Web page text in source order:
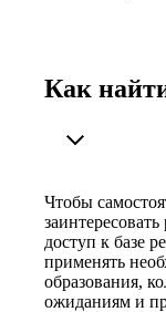
Как
Чтобы
доступ к базе
применять
образования,
ожиданиям и